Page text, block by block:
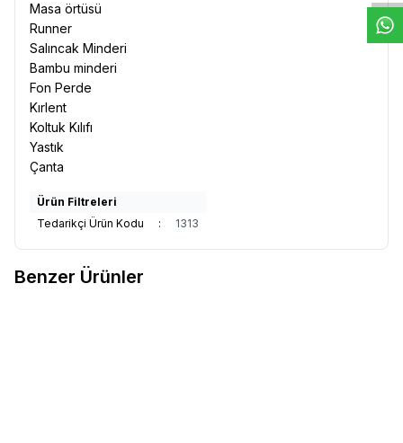
Masa örtüsü
Runner
Salıncak Minderi
Bambu minderi
Fon Perde
Kırlent
Koltuk Kılıfı
Yastık
Çanta
Ürün Filtreleri
Tedarikçi Ürün Kodu
: 1313
Benzer Ürünler